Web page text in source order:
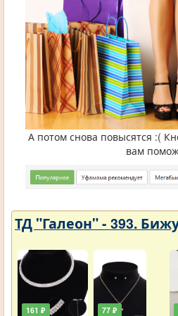
А потом снова повысятся :(
вам
ТД "Галеон" - 393.
161 ₽ 77 ₽